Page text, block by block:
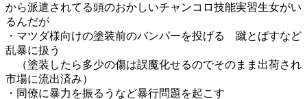
から派遣されてる頭のおかしいチャンコロ技能実習生女がい
るんだが
・マツダ様向けの塗装前のバンパーを投げる 蹴とばすなど
乱暴に扱う
（塗装したら多少の傷は誤魔化せるのでそのまま出荷され
市場に流出済み）
・同僚に暴力を振るうなど暴行問題を起こす